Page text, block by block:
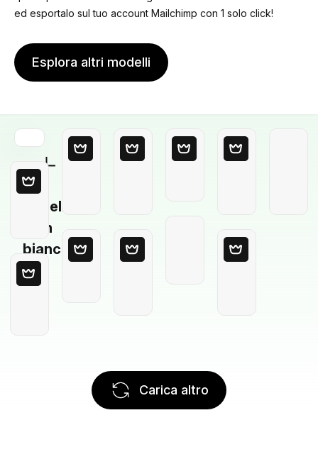
ed esportalo sul tuo account Mailchimp con 1 solo click!
Esplora altri modelli
Modello
in
bianco
Carica altro